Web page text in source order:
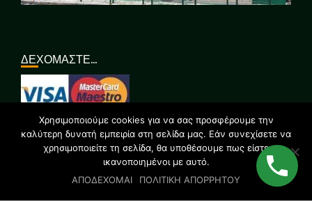
ΔΕΧΟΜΑΣΤΕ…
ΣΥΝΔΕΘΕΙΤΕ ΜΑΖΙ ΜΑΣ…
Χρησιμοποιούμε cookies για να σας προσφέρουμε την
καλύτερη δυνατή εμπειρία στη σελίδα μας. Εάν συνεχίσετε να
χρησιμοποιείτε τη σελίδα, θα υποθέσουμε πως είστε
ικανοποιημένοι με αυτό.
ΑΠΟΔΕΧΟΜΑΙ
ΠΟΛΙΤΙΚΗ ΑΠΟΡΡΗΤΟΥ